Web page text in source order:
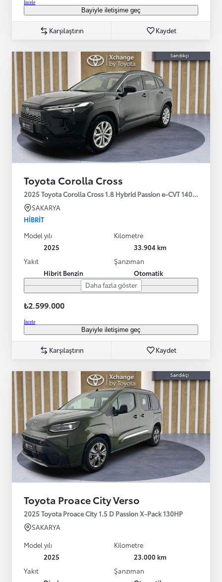
İncele
Bayiyle iletişime geç
Karşılaştırın Kaydet
Toyota Corolla Cross
2025 Toyota Corolla Cross 1.8 Hybrid Passion e-CVT 140HP
SAKARYA
HIBRIT
Model yılı
2025
Kilometre
33.904 km
Yakıt
Hibrit Benzin
Şanzıman
Otomatik
Daha fazla göster
₺2.599.000
İncele
Bayiyle iletişime geç
Karşılaştırın Kaydet
Toyota Proace City Verso
2025 Toyota Proace City 1.5 D Passion X-Pack 130HP
SAKARYA
Model yılı
2025
Kilometre
23.000 km
Yakıt
Şanzıman